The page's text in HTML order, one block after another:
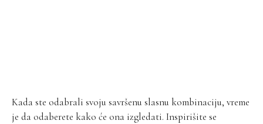
Kada ste odabrali svoju savršenu slasnu kombinaciju, vreme
je da odaberete kako će ona izgledati. Inspirišite se